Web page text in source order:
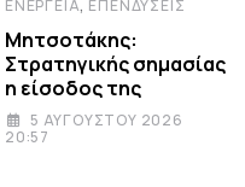
ΕΝΈΡΓΕΙΑ ΕΠΕΝΔΎΣΕΙΣ
Μητσοτάκης:
Στρατηγικής σημασίας
η είσοδος της
5 ΑΥΓΟΎΣΤΟΥ 2026
20:57